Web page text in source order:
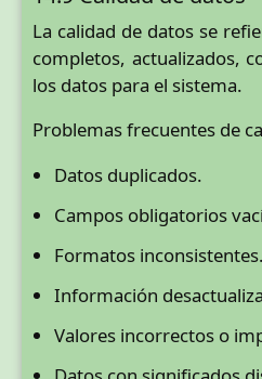
La calidad de datos se
completos, actualizados,
los datos para el sistema.
Problemas frecuentes de
Datos duplicados.
Campos obligatorios
Formatos inconsistentes.
Información
Valores incorrectos o